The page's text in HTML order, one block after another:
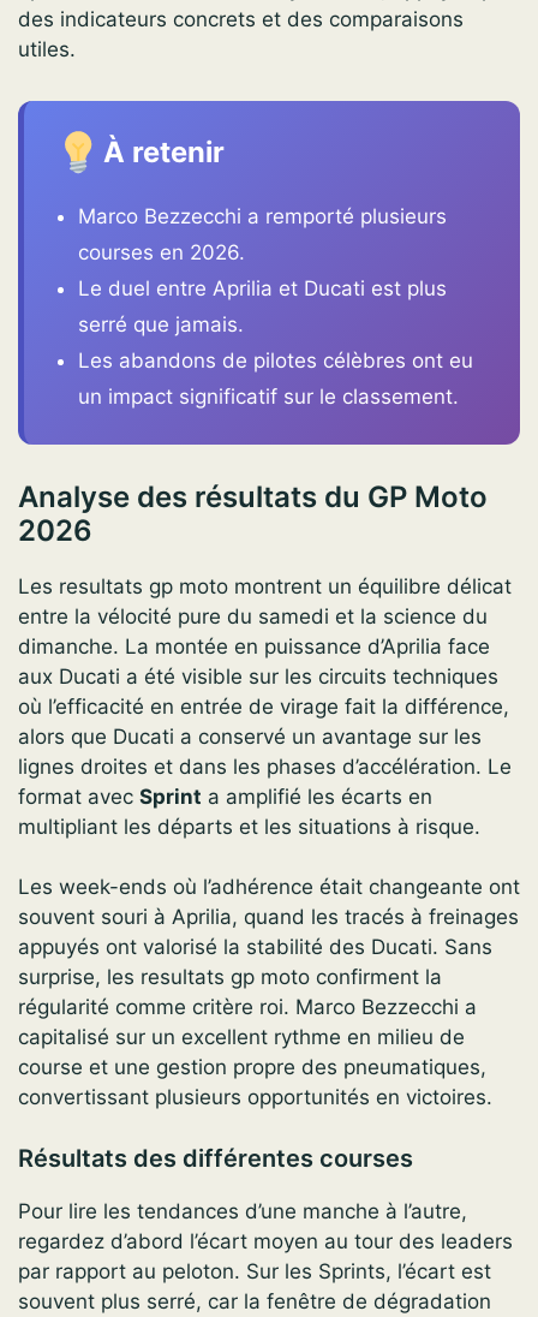
des indicateurs concrets et des comparaisons
utiles.
À retenir
Marco Bezzecchi a remporté plusieurs
courses en 2026.
Le duel entre Aprilia et Ducati est plus
serré que jamais.
Les abandons de pilotes célèbres ont eu
un impact significatif sur le classement.
Analyse des résultats du GP Moto
2026
Les resultats gp moto montrent un équilibre délicat
entre la vélocité pure du samedi et la science du
dimanche. La montée en puissance d’Aprilia face
aux Ducati a été visible sur les circuits techniques
où l’efficacité en entrée de virage fait la différence,
alors que Ducati a conservé un avantage sur les
lignes droites et dans les phases d’accélération. Le
format avec Sprint a amplifié les écarts en
multipliant les départs et les situations à risque.
Les week-ends où l’adhérence était changeante ont
souvent souri à Aprilia, quand les tracés à freinages
appuyés ont valorisé la stabilité des Ducati. Sans
surprise, les resultats gp moto confirment la
régularité comme critère roi. Marco Bezzecchi a
capitalisé sur un excellent rythme en milieu de
course et une gestion propre des pneumatiques,
convertissant plusieurs opportunités en victoires.
Résultats des différentes courses
Pour lire les tendances d’une manche à l’autre,
regardez d’abord l’écart moyen au tour des leaders
par rapport au peloton. Sur les Sprints, l’écart est
souvent plus serré, car la fenêtre de dégradation